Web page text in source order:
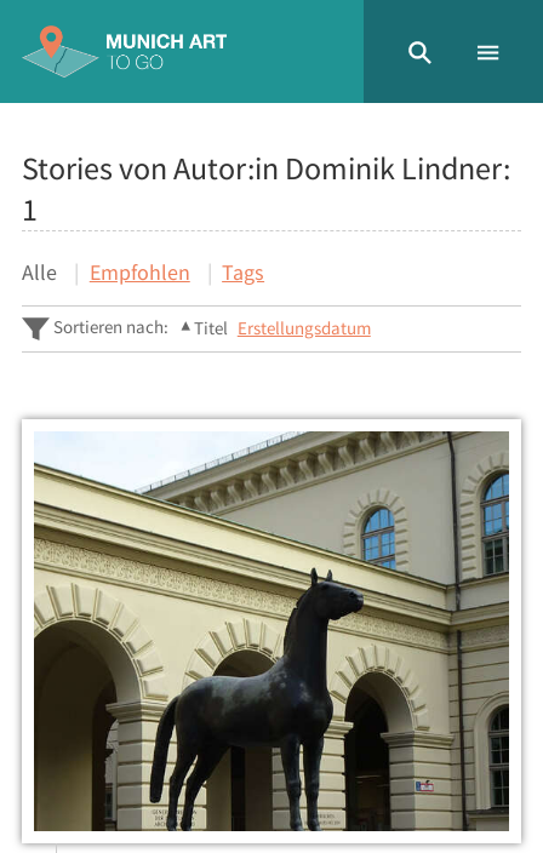
Stories von Autor:in Dominik Lindner:
1
Alle Empfohlen Tags
Sortieren nach: Titel Erstellungsdatum